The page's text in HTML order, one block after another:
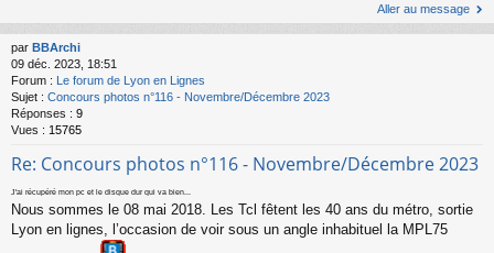
Aller au message
par BBArchi
09 déc. 2023, 18:51
Forum : Le forum de Lyon en Lignes
Sujet : Concours photos n°116 - Novembre/Décembre 2023
Réponses : 9
Vues : 15765
Re: Concours photos n°116 - Novembre/Décembre 2023
J'ai récupéré mon pc et le disque dur qui va bien...
Nous sommes le 08 mai 2018. Les Tcl fêtent les 40 ans du métro, sortie
Lyon en lignes, l’occasion de voir sous un angle inhabituel la MPL75